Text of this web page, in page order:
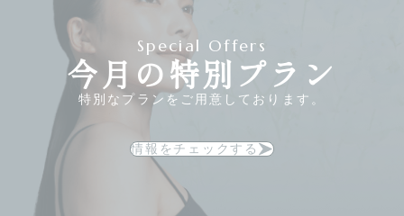
Special Offers
今月の特別プラン
特別なプランをご用意しております。
情報をチェックする